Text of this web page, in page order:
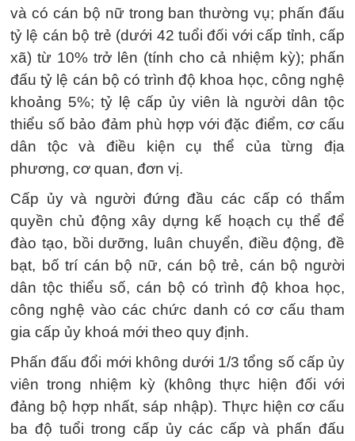
và có cán bộ nữ trong ban thường vụ; phấn đấu
tỷ lệ cán bộ trẻ (dưới 42 tuổi đối với cấp tỉnh, cấp
xã) từ 10% trở lên (tính cho cả nhiệm kỳ); phấn
đấu tỷ lệ cán bộ có trình độ khoa học, công nghệ
khoảng 5%; tỷ lệ cấp ủy viên là người dân tộc
thiểu số bảo đảm phù hợp với đặc điểm, cơ cấu
dân tộc và điều kiện cụ thể của từng địa
phương, cơ quan, đơn vị.
Cấp ủy và người đứng đầu các cấp có thẩm
quyền chủ động xây dựng kế hoạch cụ thể để
đào tạo, bồi dưỡng, luân chuyển, điều động, đề
bạt, bố trí cán bộ nữ, cán bộ trẻ, cán bộ người
dân tộc thiểu số, cán bộ có trình độ khoa học,
công nghệ vào các chức danh có cơ cấu tham
gia cấp ủy khoá mới theo quy định.
Phấn đấu đổi mới không dưới 1/3 tổng số cấp ủy
viên trong nhiệm kỳ (không thực hiện đối với
đảng bộ hợp nhất, sáp nhập). Thực hiện cơ cấu
ba độ tuổi trong cấp ủy các cấp và phấn đấu